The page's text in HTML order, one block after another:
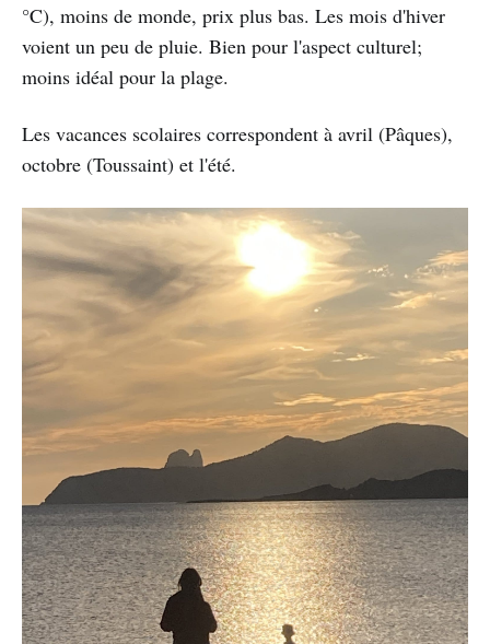
°C), moins de monde, prix plus bas. Les mois d'hiver
voient un peu de pluie. Bien pour l'aspect culturel;
moins idéal pour la plage.
Les vacances scolaires correspondent à avril (Pâques),
octobre (Toussaint) et l'été.